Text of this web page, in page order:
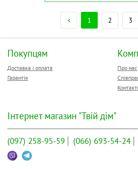
1 2 3
Покупцям
Доставка і оплата
Гарантія
Про нас
Інтернет магазин "Твій дім"
(097) 258-95-59 (066) 693-54-24